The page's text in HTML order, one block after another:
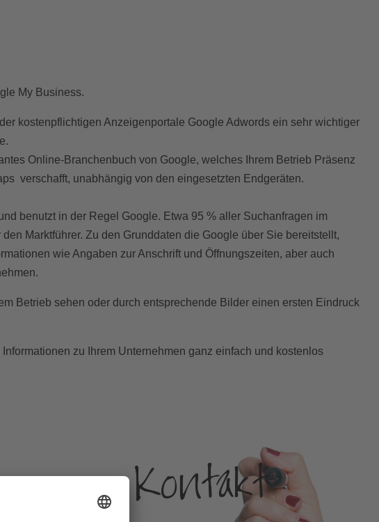
My Business.
kostenpflichtigen Anzeigenportale Google Adwords ein sehr wichtiger
Online-Branchenbuch von Google, welches Ihrem Betrieb Präsenz
verschafft, unabhängig von den eingesetzten Endgeräten.
benutzt in der Regel Google. Etwa 95 % aller Suchanfragen im
Marktführer. Zu den Grunddaten die Google über Sie bereitstellt,
wie Angaben zur Anschrift und Öffnungszeiten, aber auch
Betrieb sehen oder durch entsprechende Bilder einen ersten Eindruck
zu Ihrem Unternehmen ganz einfach und kostenlos